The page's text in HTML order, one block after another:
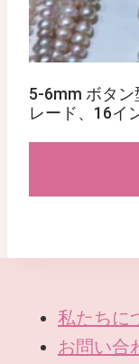
5-6mm ボタ
レード、16イ
私たちに
お問い合